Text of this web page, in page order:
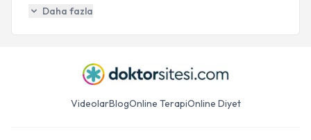
Daha fazla
VideolarBlogOnline TerapiOnline Diyet